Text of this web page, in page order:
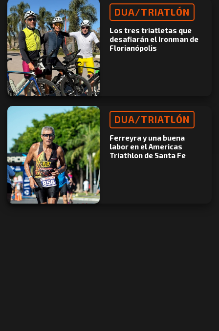
DUA/TRIATLÓN
Los tres triatletas que
desafiarán el Ironman de
Florianópolis
DUA/TRIATLÓN
Ferreyra y una buena
labor en el Americas
Triathlon de Santa Fe